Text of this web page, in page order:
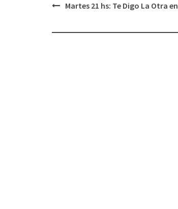
Martes 21 hs: Te Digo La Otra